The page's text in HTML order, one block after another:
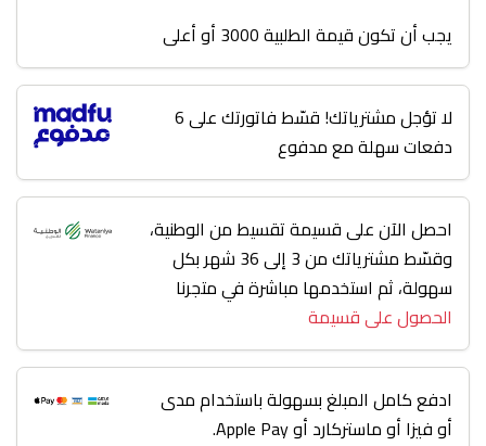
يجب أن تكون قيمة الطلبية 3000 أو أعلى
لا تؤجل مشترياتك! قسّط فاتورتك على 6
دفعات سهلة مع مدفوع
احصل الآن على قسيمة تقسيط من الوطنية،
وقسّط مشترياتك من 3 إلى 36 شهر بكل
سهولة، ثم استخدمها مباشرة في متجرنا
الحصول على قسيمة
ادفع كامل المبلغ بسهولة باستخدام مدى
أو فيزا أو ماستركارد أو Apple Pay.